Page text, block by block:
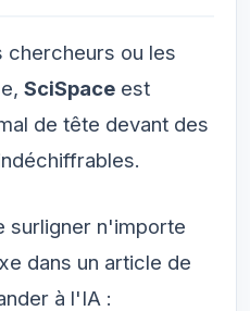
chercheurs ou les
SciSpace est
de tête devant des
surligner n'importe
dans un article de
à l'IA :